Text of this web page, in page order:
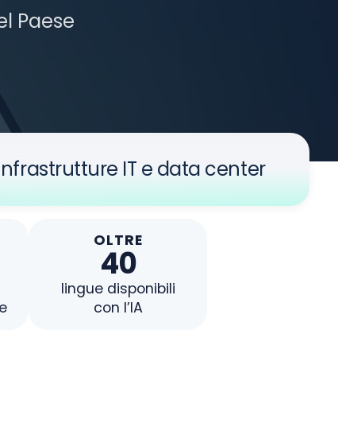
Paese
IT e data center
OLTRE
40
lingue disponibili
con l’IA